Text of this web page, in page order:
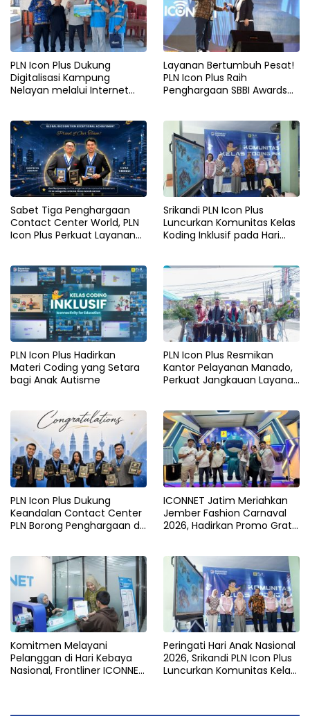
PLN Icon Plus Dukung
Digitalisasi Kampung
Nelayan melalui Internet
Layanan Bertumbuh Pesat!
PLN Icon Plus Raih
Penghargaan SBBI Awards
Sabet Tiga Penghargaan
Contact Center World, PLN
Icon Plus Perkuat Layanan
Srikandi PLN Icon Plus
Luncurkan Komunitas Kelas
Koding Inklusif pada Hari
PLN Icon Plus Hadirkan
Materi Coding yang Setara
bagi Anak Autisme
PLN Icon Plus Resmikan
Kantor Pelayanan Manado,
Perkuat Jangkauan Layanan
PLN Icon Plus Dukung
Keandalan Contact Center
PLN Borong Penghargaan di
ICONNET Jatim Meriahkan
Jember Fashion Carnaval
2026, Hadirkan Promo Gratis
Komitmen Melayani
Pelanggan di Hari Kebaya
Nasional, Frontliner ICONNET
Peringati Hari Anak Nasional
2026, Srikandi PLN Icon Plus
Luncurkan Komunitas Kelas